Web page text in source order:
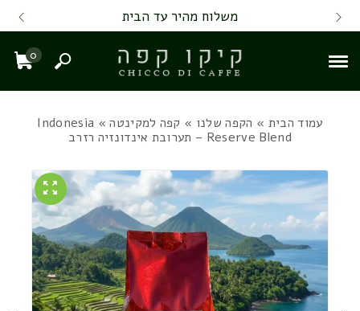
Skip to Content
Contact Us משלוח מהיר עד הבית
0
חיפוש
עמוד הבית » הקפה שלנו » קפה למקינטה
» Indonesia
Reserve Blend – תערובת אינדונזיה רזרב
Back top top